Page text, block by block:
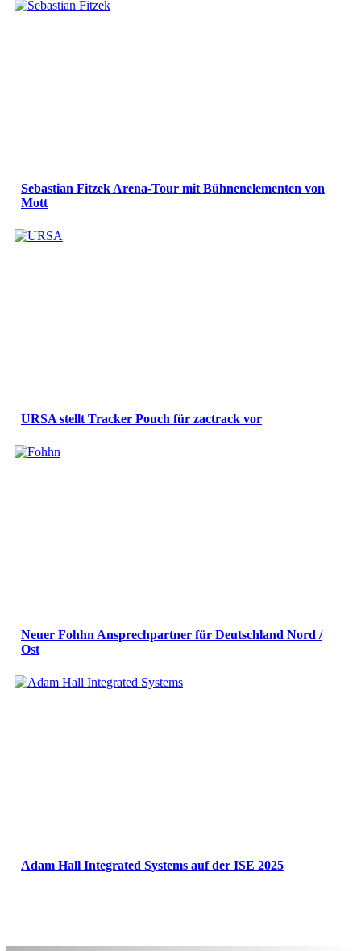
Sebastian Fitzek Arena-Tour mit Bühnenelementen von
Mott
URSA stellt Tracker Pouch für zactrack vor
Neuer Fohhn Ansprechpartner für Deutschland Nord /
Ost
Adam Hall Integrated Systems auf der ISE 2025